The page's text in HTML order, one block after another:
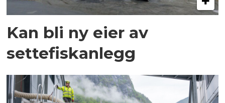
Kan bli ny eier av
settefiskanlegg